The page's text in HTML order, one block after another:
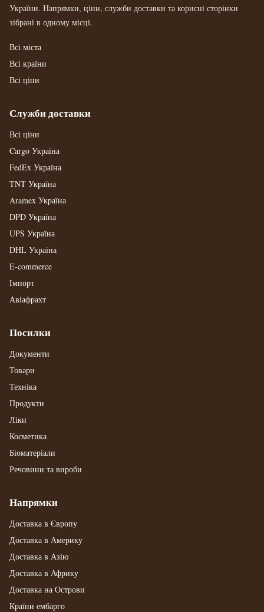
України. Напрямки, ціни, служби доставки та корисні сторінки
зібрані в одному місці.
Всі міста
Всі країни
Всі ціни
Служби доставки
Всі ціни
Cargo Україна
FedEx Україна
TNT Україна
Aramex Україна
DPD Україна
UPS Україна
DHL Україна
E-commerce
Імпорт
Авіафрахт
Посилки
Документи
Товари
Техніка
Продукти
Ліки
Косметика
Біоматеріали
Речовини та вироби
Напрямки
Доставка в Європу
Доставка в Америку
Доставка в Азію
Доставка в Африку
Доставка на Острови
Країни ембарго